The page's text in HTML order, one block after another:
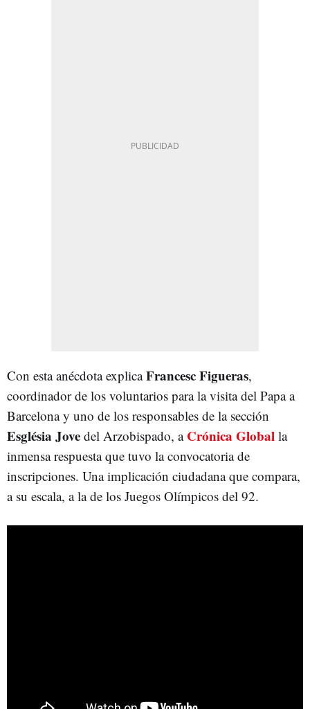
Con esta anécdota explicaFrancesc Figueras,
coordinador de los voluntarios para la visita del Papa a
Barcelona y uno de los responsables de la sección
Església Jove del Arzobispado, a Crónica Global la
inmensa respuesta que tuvo la convocatoria de
inscripciones. Una implicación ciudadana que compara,
a su escala, a la de los Juegos Olímpicos del 92.